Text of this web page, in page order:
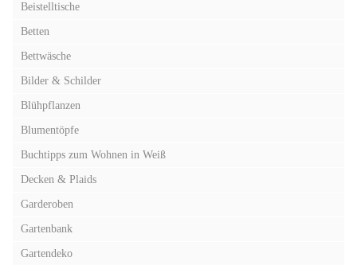
Beistelltische
Betten
Bettwäsche
Bilder & Schilder
Blühpflanzen
Blumentöpfe
Buchtipps zum Wohnen in Weiß
Decken & Plaids
Garderoben
Gartenbank
Gartendeko